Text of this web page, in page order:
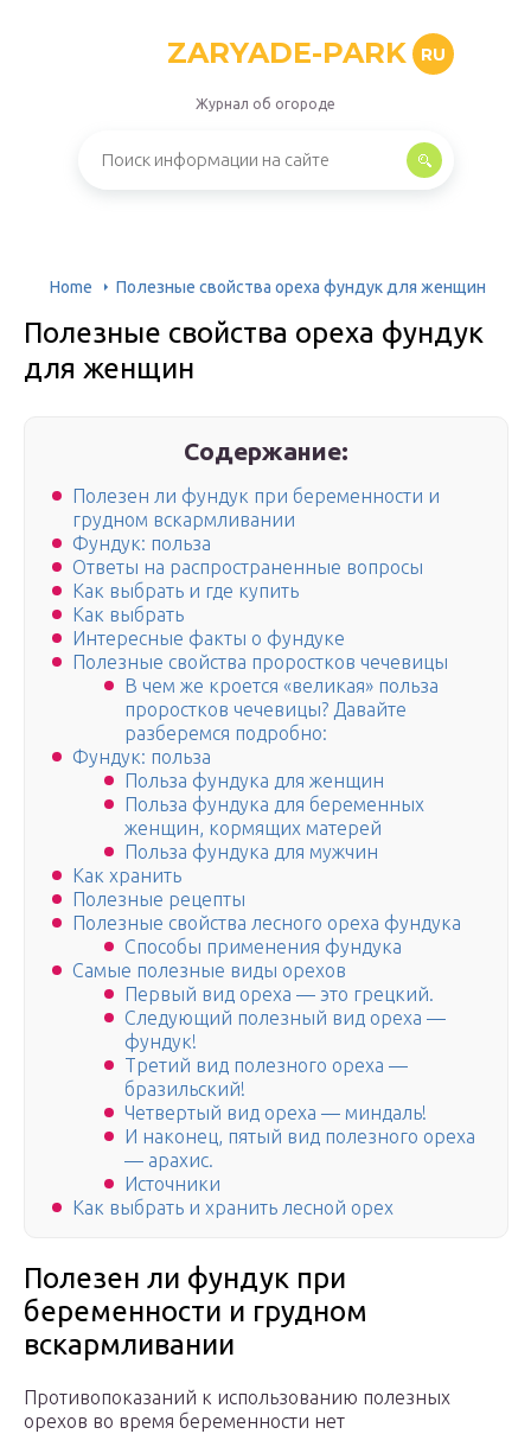
ZARYADE-PARK RU
Журнал об огороде
Home Полезные свойства ореха фундук для женщин
Полезные свойства ореха фундук
для женщин
Содержание:
Полезен ли фундук при беременности и
грудном вскармливании
Фундук: польза
Ответы на распространенные вопросы
Как выбрать и где купить
Как выбрать
Интересные факты о фундуке
Полезные свойства проростков чечевицы
В чем же кроется «великая» польза
проростков чечевицы? Давайте
разберемся подробно:
Фундук: польза
Польза фундука для женщин
Польза фундука для беременных
женщин, кормящих матерей
Польза фундука для мужчин
Как хранить
Полезные рецепты
Полезные свойства лесного ореха фундука
Способы применения фундука
Самые полезные виды орехов
Первый вид ореха — это грецкий.
Следующий полезный вид ореха —
фундук!
Третий вид полезного ореха —
бразильский!
Четвертый вид ореха — миндаль!
И наконец, пятый вид полезного ореха
— арахис.
Источники
Как выбрать и хранить лесной орех
Полезен ли фундук при
беременности и грудном
вскармливании
Противопоказаний к использованию полезных
орехов во время беременности нет